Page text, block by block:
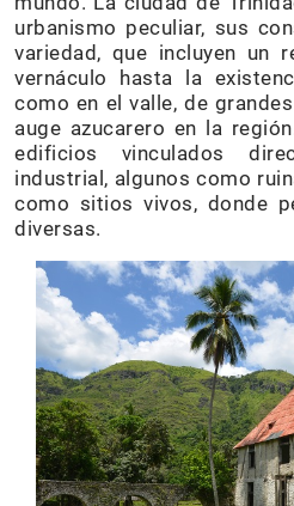
urbanismo peculiar, sus
variedad, que incluyen un
vernáculo hasta la
como en el valle, de
auge azucarero en la
edificios vinculados
industrial, algunos como
como sitios vivos, donde
diversas.